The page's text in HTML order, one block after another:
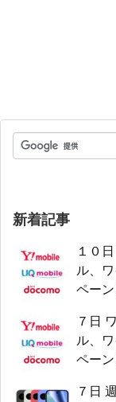
新着記事
１０
ル、
ペーン
７日
ル、
ペーン
７日